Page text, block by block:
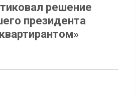
решение
президента